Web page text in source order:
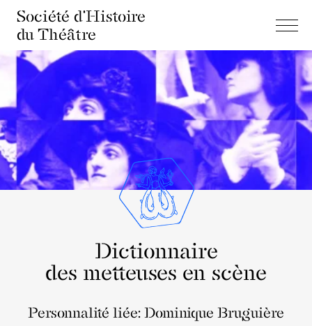
Société d'Histoire
du Théâtre
Dictionnaire
des metteuses en scène
Personnalité liée: Dominique Bruguière